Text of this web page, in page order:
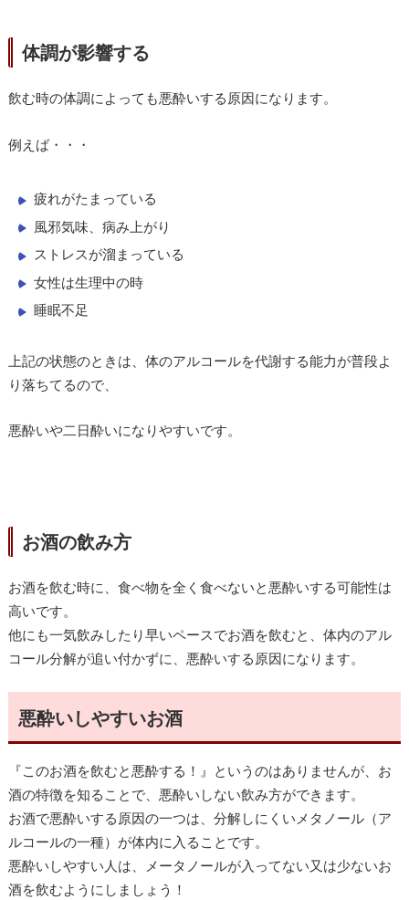
体調が影響する
飲む時の体調によっても悪酔いする原因になります。
例えば・・・
疲れがたまっている
風邪気味、病み上がり
ストレスが溜まっている
女性は生理中の時
睡眠不足
上記の状態のときは、体のアルコールを代謝する能力が普段よ
り落ちてるので、
悪酔いや二日酔いになりやすいです。
お酒の飲み方
お酒を飲む時に、食べ物を全く食べないと悪酔いする可能性は
高いです。
他にも一気飲みしたり早いペースでお酒を飲むと、体内のアル
コール分解が追い付かずに、悪酔いする原因になります。
悪酔いしやすいお酒
『このお酒を飲むと悪酔する！』というのはありませんが、 お
酒の特徴を知ることで、悪酔いしない飲み方ができます。
お酒で悪酔いする原因の一つは、分解しにくいメタノール（ア
ルコールの一種）が体内に入ることです。
悪酔いしやすい人は、メータノールが入ってない又は少ないお
酒を飲むようにしましょう！